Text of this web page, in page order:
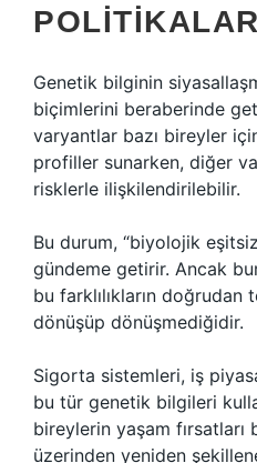
Genetik bilginin
biçimlerini beraberinde
varyantlar bazı bireyler
profiller sunarken, diğer
risklerle ilişkilendirilebilir.
Bu durum, “biyolojik
gündeme getirir. Ancak
bu farklılıkların
dönüşüp dönüşmediğidir.
Sigorta sistemleri, iş
bu tür genetik bilgileri
bireylerin yaşam
üzerinden yeniden